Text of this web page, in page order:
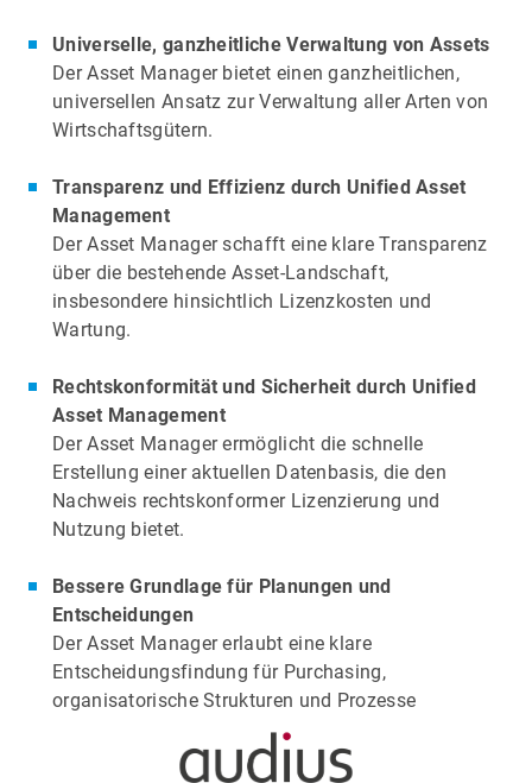
Universelle, ganzheitliche Verwaltung von Assets
Der Asset Manager bietet einen ganzheitlichen,
universellen Ansatz zur Verwaltung aller Arten von
Wirtschaftsgütern.
Transparenz und Effizienz durch Unified Asset
Management
Der Asset Manager schafft eine klare Transparenz
über die bestehende Asset-Landschaft,
insbesondere hinsichtlich Lizenzkosten und
Wartung.
Rechtskonformität und Sicherheit durch Unified
Asset Management
Der Asset Manager ermöglicht die schnelle
Erstellung einer aktuellen Datenbasis, die den
Nachweis rechtskonformer Lizenzierung und
Nutzung bietet.
Bessere Grundlage für Planungen und
Entscheidungen
Der Asset Manager erlaubt eine klare
Entscheidungsfindung für Purchasing,
organisatorische Strukturen und Prozesse